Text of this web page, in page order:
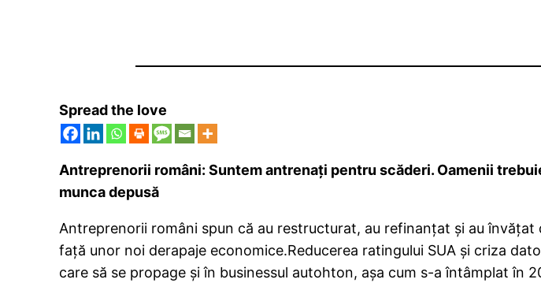
Spread the love
Antreprenorii români: Suntem antrenaţi pentru scăderi. Oamenii
munca depusă
Antreprenorii români spun că au restructurat, au refinanţat şi au
faţă unor noi derapaje economice.Reducerea ratingului SUA şi criza
care să se propage şi în businessul autohton, aşa cum s-a întâmplat în